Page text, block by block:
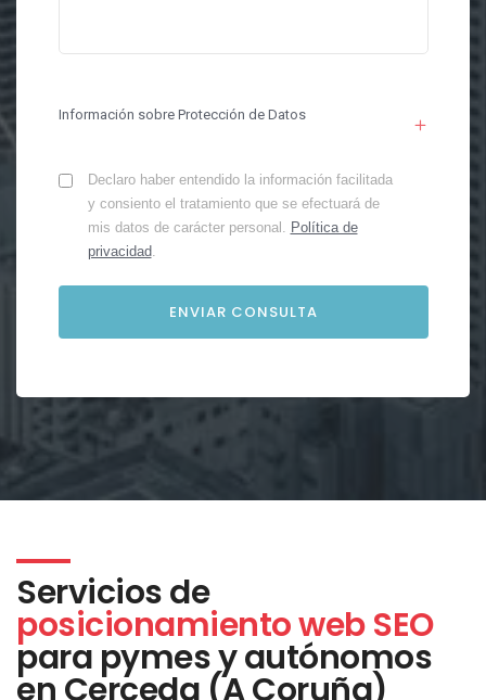
Información sobre Protección de Datos
Declaro haber entendido la información facilitada
y consiento el tratamiento que se efectuará de
mis datos de carácter personal. Política de
privacidad.
Servicios de
posicionamiento web SEO
para pymes y autónomos
en Cerceda (A Coruña)